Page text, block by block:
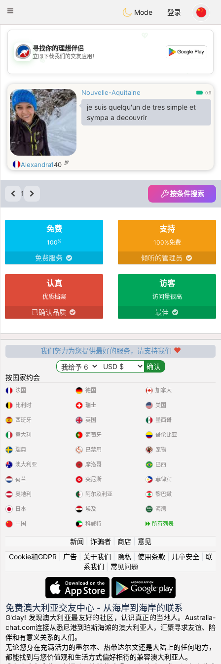
AustraliaChat
Toggle
Mode 登录
💖
💕
寻找你的理想伴侣
立即下载我们的交友应用！
Nouvelle-Aquitaine 0.9
je suis quelqu'un de tres simple et
sympa a decouvrir
Alexandra140 岁
1 按条件搜索
免费
100%
免费服务
支持
100%免费
倾听的管理员
认真
优质档案
已确认品质
访客
访问量很高
最佳
我们努力为您提供最好的服务，请支持我们
按国家约会
法国
比利时
西班牙
意大利
瑞典
德国
瑞士
英国
葡萄牙
已禁用
加拿大
美国
墨西哥
哥伦比亚
宠物
澳大利亚
荷兰
奥地利
日本
中国
摩洛哥
突尼斯
阿尔及利亚
埃及
科威特
巴西
菲律宾
黎巴嫩
海湾
所有列表
新闻 诈骗者| 商店| 意见
Cookie和GDPR
广告| 关于我们 隐私 使用条款| 儿童安全| 联
系我们
常见问题
免费澳大利亚交友中心 - 从海岸到海岸的联系
G'day! 发现澳大利亚最友好的社区，认识真正的当地人。Australia-
chat.com连接从悉尼港到珀斯海滩的澳大利亚人，汇聚寻求友谊、陪
伴和有意义关系的人们。
无论您身在充满活力的墨尔本、热带达尔文还是大陆上的任何地方，
都能找到与您价值观和生活方式偏好相符的兼容澳大利亚人。